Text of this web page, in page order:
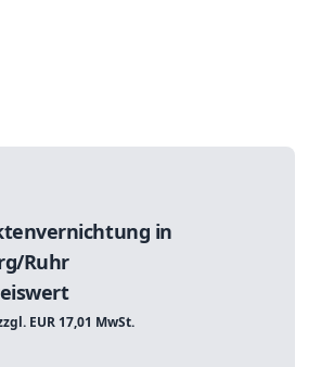
in
Ruhr
EUR 17,01 MwSt.